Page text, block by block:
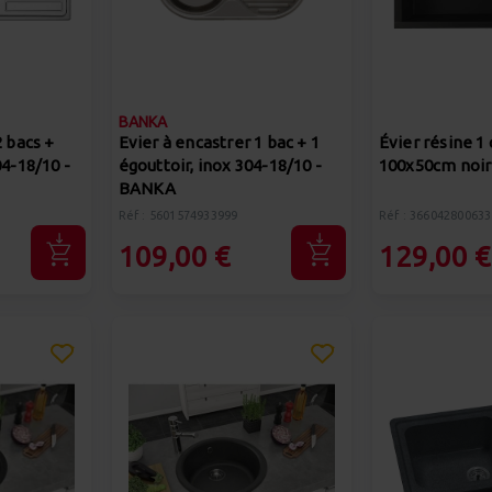
+
18/10 -
BANKA
Evier à encastrer 1 bac + 1
égouttoir, inox 304-18/10 -
BANKA
Réf : 5601574933999
109,00 €
Évier résine 1
100x50cm
Réf :
129,00 €